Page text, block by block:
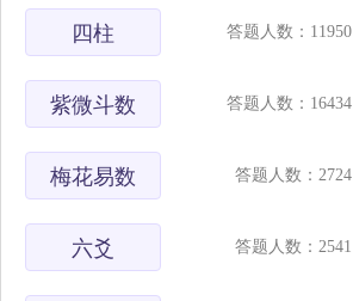
四柱 答题人数：11950
紫微斗数 答题人数：16434
梅花易数 答题人数：2724
六爻 答题人数：2541